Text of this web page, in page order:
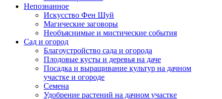
Непознанное
Искусство Фен Шуй
Магические заговоры
Необъяснимые и мистические события
Сад и огород
Благоустройство сада и огорода
Плодовые кусты и деревья на даче
Посадка и выращивание культур на дачном
участке и огороде
Семена
Удобрение растений на дачном участке